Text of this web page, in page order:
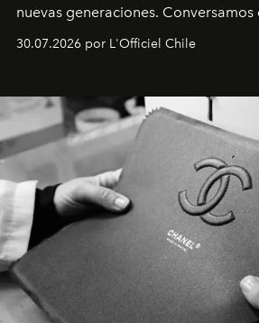
nuevas generaciones.
Latinoamérica, sobre identidad,
30.07.2026 por L'Officiel Chile